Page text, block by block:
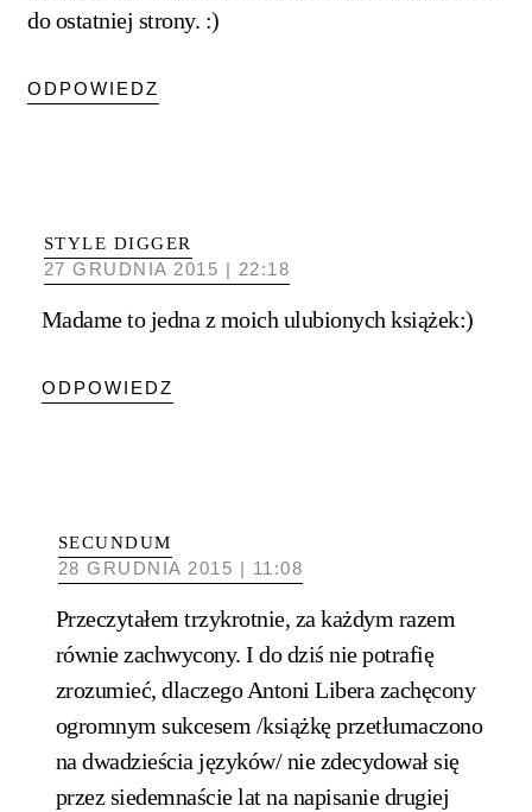
do ostatniej strony. :)
ODPOWIEDZ
STYLE DIGGER
27 GRUDNIA 2015 | 22:18
Madame to jedna z moich ulubionych książek:)
ODPOWIEDZ
SECUNDUM
28 GRUDNIA 2015 | 11:08
Przeczytałem trzykrotnie, za każdym razem
równie zachwycony. I do dziś nie potrafię
zrozumieć, dlaczego Antoni Libera zachęcony
ogromnym sukcesem /książkę przetłumaczono
na dwadzieścia języków/ nie zdecydował się
przez siedemnaście lat na napisanie drugiej